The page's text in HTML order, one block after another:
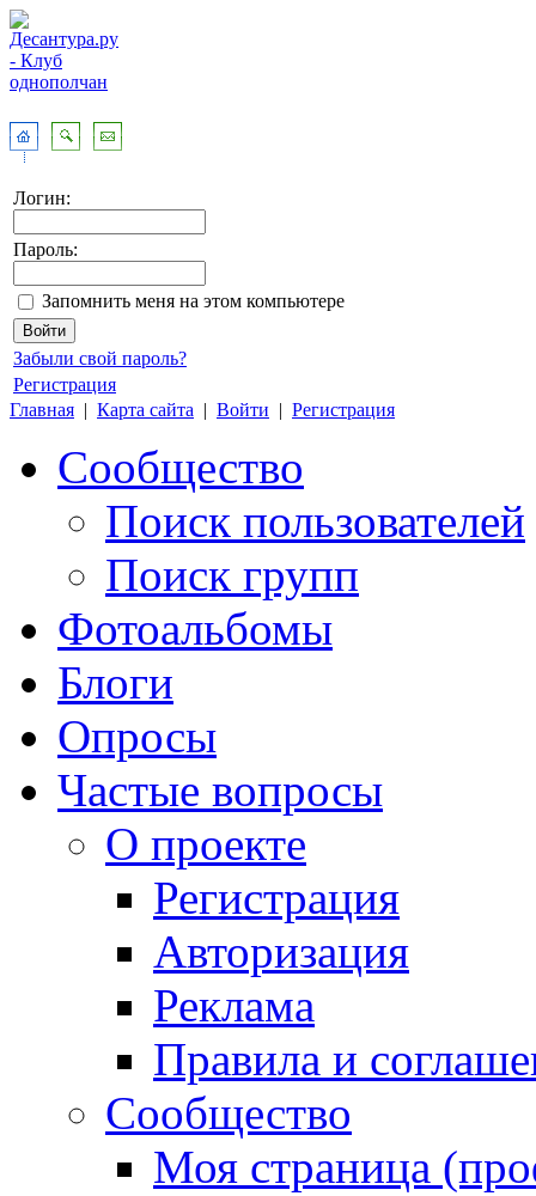
Логин:
Пароль:
Запомнить меня на этом компьютере
Забыли свой пароль?
Регистрация
Главная | Карта сайта | Войти | Регистрация
Сообщество
Поиск пользователей
Поиск групп
Фотоальбомы
Блоги
Опросы
Частые вопросы
О проекте
Регистрация
Авторизация
Реклама
Правила и
Сообщество
Моя страница